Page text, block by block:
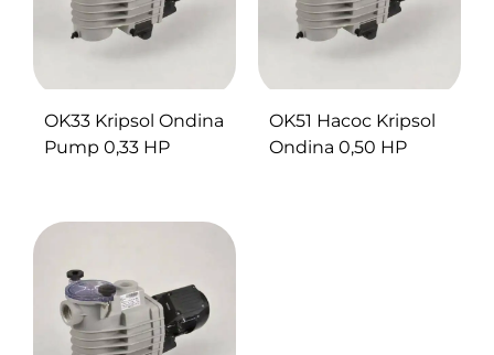
OK33 Kripsol Ondina
Pump 0,33 HP
OK51 Насос Kripsol
Ondina 0,50 HP